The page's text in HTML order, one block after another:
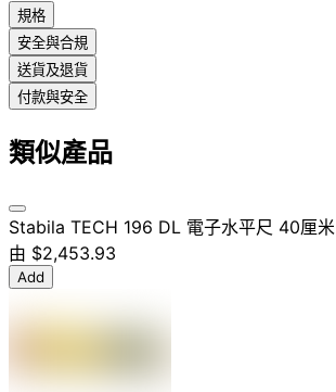
規格
安全與合規
送貨及退貨
付款與安全
類似產品
Stabila TECH 196 DL 電子水平尺 40厘米
由 $2,453.93
Add